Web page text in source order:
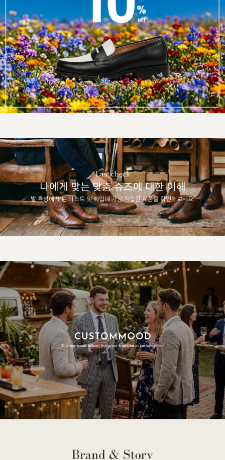
Last check
나에게 맞는 맞춤 슈즈에 대한 이해
발 특성에 맞는 라스트 및 쉐입에 가장 적합한 제품을 확인해보세요.